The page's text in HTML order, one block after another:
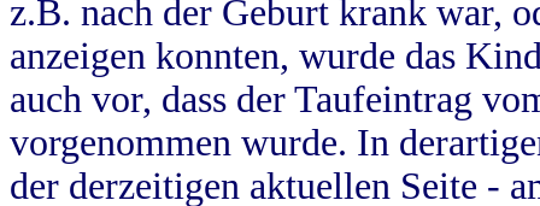
z.B. nach der Geburt krank war,
anzeigen konnten, wurde das
auch vor, dass der Taufeintrag
vorgenommen wurde. In
der derzeitigen aktuellen Seite -